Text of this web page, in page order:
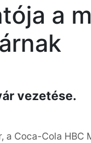
a
vezetése.
a Coca-Cola HBC